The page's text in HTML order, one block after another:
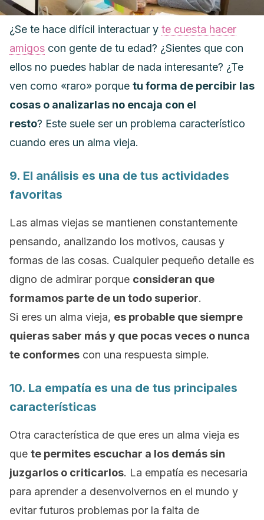
¿Se te hace difícil interactuar y te cuesta hacer
amigos con gente de tu edad? ¿Sientes que con
ellos no puedes hablar de nada interesante? ¿Te
ven como «raro» porque tu forma de percibir las
cosas o analizarlas no encaja con el
resto? Este suele ser un problema característico
cuando eres un alma vieja.
9. El análisis es una de tus actividades
favoritas
Las almas viejas se mantienen constantemente
pensando, analizando los motivos, causas y
formas de las cosas. Cualquier pequeño detalle es
digno de admirar porque consideran que
formamos parte de un todo superior.
Si eres un alma vieja, es probable que siempre
quieras saber más y que pocas veces o nunca
te conformes con una respuesta simple.
10. La empatía es una de tus principales
características
Otra característica de que eres un alma vieja es
que te permites escuchar a los demás sin
juzgarlos o criticarlos. La empatía es necesaria
para aprender a desenvolvernos en el mundo y
evitar futuros problemas por la falta de